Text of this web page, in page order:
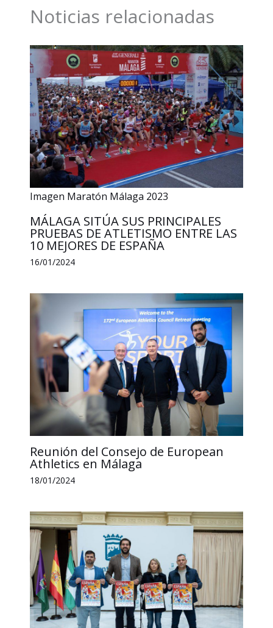
o
k
n
p
p
n
k
i
r
Noticias relacionadas
Imagen Maratón Málaga 2023
MÁLAGA SITÚA SUS PRINCIPALES
PRUEBAS DE ATLETISMO ENTRE LAS
10 MEJORES DE ESPAÑA
16/01/2024
Reunión del Consejo de European
Athletics en Málaga
18/01/2024